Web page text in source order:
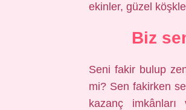
ekinler, güzel
Biz
Seni fakir bulup
mi? Sen fakirken
kazanç